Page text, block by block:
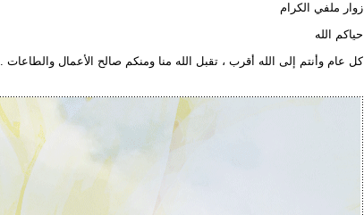
زوار ملفي الكرام
حياكم الله
كل عام وأنتم إلى الله أقرب ، تقبل الله منا ومنكم صالح الأعمال والطاعات .